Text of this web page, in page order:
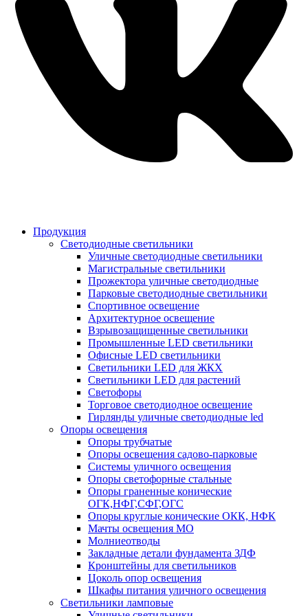
Продукция
Светодиодные светильники
Уличные светодиодные светильники
Магистральные светильники
Прожектора уличные светодиодные
Парковые светодиодные светильники
Спортивное освещение
Архитектурное освещение
Взрывозащищенные светильники
Промышленные LED светильники
Офисные LED светильники
Cветильники LED для ЖКХ
Светильники LED для растений
Светофоры
Торговое светодиодное освещение
Гирлянды уличные светодиодные led
Опоры освещения
Опоры трубчатые
Опоры освещения садово-парковые
Системы уличного освещения
Опоры светофорные стальные
Опоры граненные конические
ОГК,НФГ,СФГ,ОГС
Опоры круглые конические ОКК, НФК
Мачты освещения МО
Молниеотводы
Закладные детали фундамента ЗДФ
Кронштейны для светильников
Цоколь опор освещения
Шкафы питания уличного освещения
Светильники ламповые